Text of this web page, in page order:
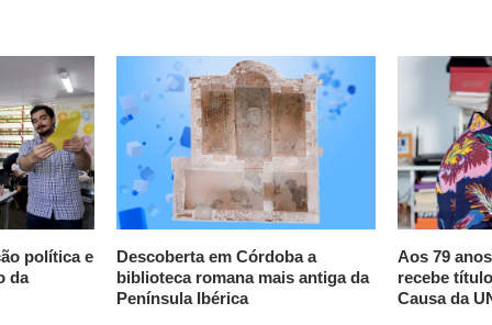
política e
da
Descoberta em Córdoba a
biblioteca romana mais antiga da
Península Ibérica
Aos 79
recebe
Causa da